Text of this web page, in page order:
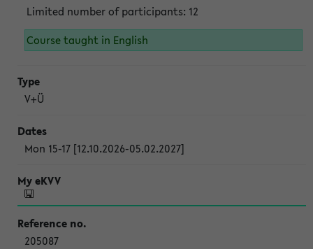
Limited number of participants: 12
Course taught in English
V+Ü
Mon 15-17 [12.10.2026-05.02.2027]
205087